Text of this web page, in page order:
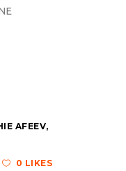
AFEEV,
0 LIKES